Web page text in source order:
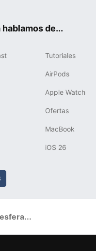
de...
Tutoriales
AirPods
Apple Watch
Ofertas
MacBook
iOS 26